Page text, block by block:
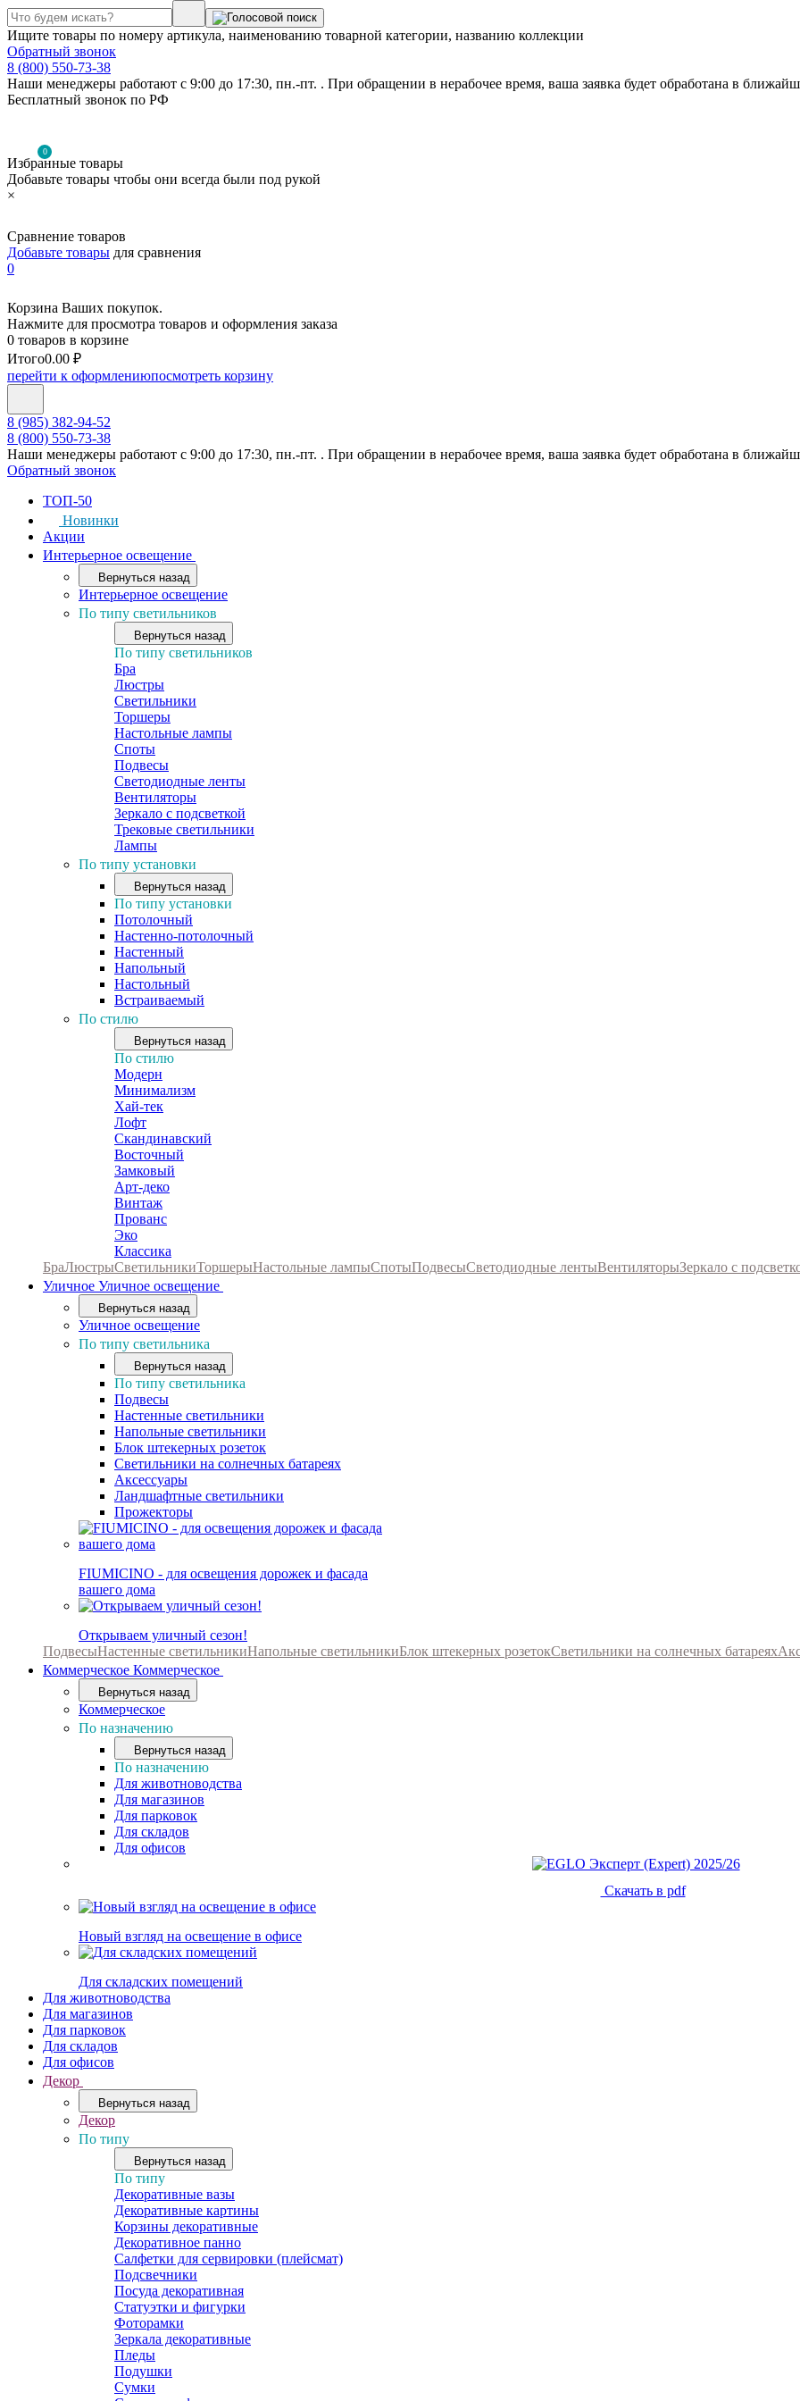
Ищите товары по номеру артикула, наименованию товарной категории, названию коллекции
Обратный звонок
8 (800) 550-73-38
Наши менеджеры работают с 9:00 до 17:30, пн.-пт. . При обращении в нерабочее время, ваша заявка будет обработана в
Бесплатный звонок по РФ
0
Избранные товары
Добавьте товары чтобы они всегда были под рукой
×
Сравнение товаров
Добавьте товары для сравнения
0
Корзина Ваших покупок.
Нажмите для просмотра товаров и оформления заказа
0 товаров в корзине
Итого0.00 ₽
перейти к оформлениюпосмотреть корзину
8 (985) 382-94-52
8 (800) 550-73-38
Наши менеджеры работают с 9:00 до 17:30, пн.-пт. . При обращении в нерабочее время, ваша заявка будет обработана в
Обратный звонок
ТОП-50
Новинки
Акции
Интерьерное освещение
Вернуться назад
Интерьерное освещение
По типу светильников
Вернуться назад
По типу светильников
Бра
Люстры
Светильники
Торшеры
Настольные лампы
Споты
Подвесы
Светодиодные ленты
Вентиляторы
Зеркало с подсветкой
Трековые светильники
Лампы
По типу установки
Вернуться назад
По типу установки
Потолочный
Настенно-потолочный
Настенный
Напольный
Настольный
Встраиваемый
По стилю
Вернуться назад
По стилю
Модерн
Минимализм
Хай-тек
Лофт
Скандинавский
Восточный
Замковый
Арт-деко
Винтаж
Прованс
Эко
Классика
БраЛюстрыСветильникиТоршерыНастольные лампыСпотыПодвесыСветодиодные лентыВентиляторыЗеркало с
Уличное Уличное освещение
Вернуться назад
Уличное освещение
По типу светильника
Вернуться назад
По типу светильника
Подвесы
Настенные светильники
Напольные светильники
Блок штекерных розеток
Светильники на солнечных батареях
Аксессуары
Ландшафтные светильники
Прожекторы
FIUMICINO - для освещения дорожек и фасада
вашего дома
Открываем уличный сезон!
ПодвесыНастенные светильникиНапольные светильникиБлок штекерных розетокСветильники на солнечных батареях
Коммерческое Коммерческое
Вернуться назад
Коммерческое
По назначению
Вернуться назад
По назначению
Для животноводства
Для магазинов
Для парковок
Для складов
Для офисов
Скачать в pdf
Новый взгляд на освещение в офисе
Для складских помещений
Для животноводства
Для магазинов
Для парковок
Для складов
Для офисов
Декор
Вернуться назад
Декор
По типу
Вернуться назад
По типу
Декоративные вазы
Декоративные картины
Корзины декоративные
Декоративное панно
Салфетки для сервировки (плейсмат)
Подсвечники
Посуда декоративная
Статуэтки и фигурки
Фоторамки
Зеркала декоративные
Пледы
Подушки
Сумки